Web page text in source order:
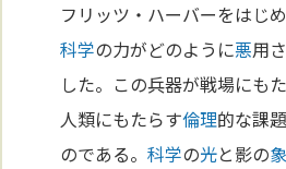
フリッツ・ハーバーをはじ
科学の力がどのように悪用
した。この兵器が戦場にも
人類にもたらす倫理的な課
のである。科学の光と影の